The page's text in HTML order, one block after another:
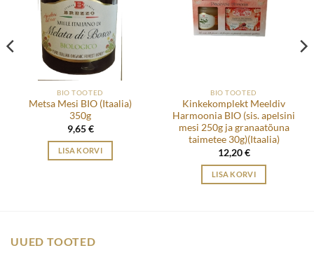
BIO TOOTED
Metsa Mesi BIO (Itaalia)
350g
9,65€
LISA KORVI
BIO TOOTED
Kinkekomplekt Meeldiv
Harmoonia BIO (sis. apelsini
mesi 250g ja granaatõuna
taimetee 30g)(Itaalia)
12,20€
LISA KORVI
UUED TOOTED